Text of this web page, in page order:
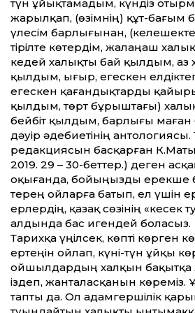
түн ұйықтамадым, күндіз
жарылқап, (өзімнің) құт-бағым
үлесім барлығынан,
тірілте көтердім, жалаңаш
кедей халықты бай қылдым, аз
қылдым, ығыр, егескен
егескен қағандықтарды
қылдым, төрт бұрыштағы)
бейбіт қылдым, барлығы маған
дәуір әдебиетінің
редакциясын басқарған
2019. 29 – 30-бет­тер.) деген
оқығанда, бойыңызды ерекше
терең ойларға батып, ел үшін
ерлердің, қазақ сөзінің «кесек
алдында бас игендей боласыз.
Тарихқа үңілсек, көпті көрген
ертеңін ойлап, күні-түн ұйқы
ойшылдардың халқын бақытқа
іздеп, жанталасқанын
тапты да. Ол адамгершілік